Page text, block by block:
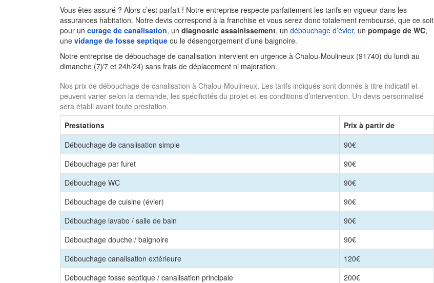
Vous êtes assuré ? Alors c’est parfait ! Notre entreprise respecte parfaitement les tarifs en vigueur dans les
assurances habitation. Notre devis correspond à la franchise et vous serez donc totalement remboursé, que ce soit
pour un curage de canalisation, un diagnostic assainissement, un débouchage d’évier, un pompage de WC,
une vidange de fosse septique ou le désengorgement d’une baignoire.
Notre entreprise de débouchage de canalisation intervient en urgence à Chalou-Moulineux (91740) du lundi au
dimanche (7j/7 et 24h/24) sans frais de déplacement ni majoration.
Nos prix de débouchage de canalisation à Chalou-Moulineux. Les tarifs indiqués sont donnés à titre indicatif et
peuvent varier selon la demande, les spécificités du projet et les conditions d’intervention. Un devis personnalisé
sera établi avant toute prestation.
Prestations
Prix à partir de
Débouchage de canalisation simple
90€
Débouchage par furet
90€
Débouchage WC
90€
Débouchage de cuisine (évier)
90€
Débouchage lavabo / salle de bain
90€
Débouchage douche / baignoire
90€
Débouchage canalisation extérieure
120€
Débouchage fosse septique / canalisation principale
200€